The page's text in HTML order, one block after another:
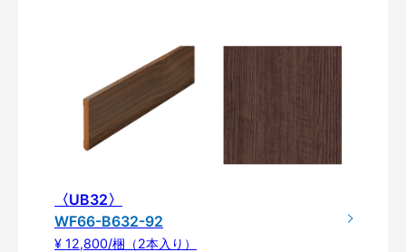
〈UB32〉
WF66-B632-92
¥ 12,800/梱（2本入り）